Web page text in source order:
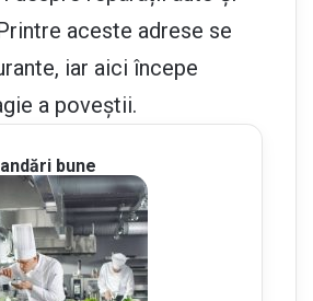
aceste adrese se
iar aici începe
a poveștii.
bune